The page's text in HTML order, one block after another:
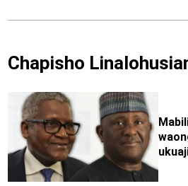
Chapisho